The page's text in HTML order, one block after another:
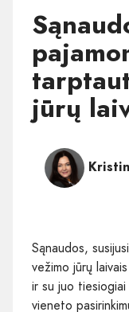
jūrų
Sąnaudos,
vežimo jūrų
ir su juo tiesiogiai
vieneto